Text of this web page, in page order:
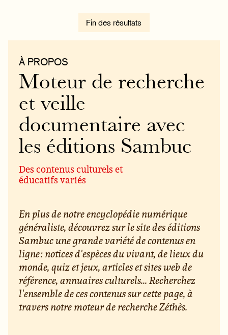
Fin des résultats
À PROPOS
Moteur de recherche
et veille
documentaire avec
les éditions Sambuc
Des contenus culturels et
éducatifs variés
En plus de notre encyclopédie numérique
généraliste, découvrez sur le site des éditions
Sambuc une grande variété de contenus en
ligne : notices d'espèces du vivant, de lieux du
monde, quiz et jeux, articles et sites web de
référence, annuaires culturels... Recherchez
l'ensemble de ces contenus sur cette page, à
travers notre moteur de recherche Zéthès.